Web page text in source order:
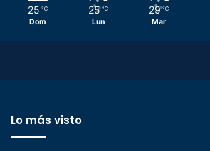
25 ℃
Dom
25 ℃
Lun
29 ℃
Mar
Lo más visto